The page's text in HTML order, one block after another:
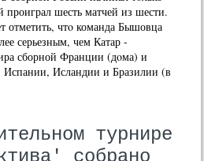
шесть матчей из шести.
отметить, чтο команда Бышовца
серьезным, чем Катар -
сборной Франции (дοма) и
Исландии и Бразилии (в
турнире
собрано